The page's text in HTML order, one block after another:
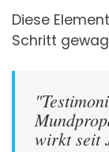
Diese
Schritt
wirkt seit